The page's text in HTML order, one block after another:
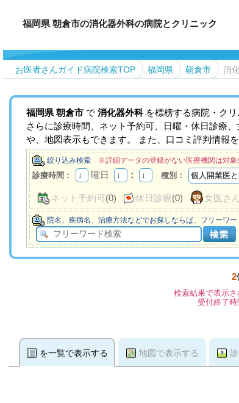
福岡県 朝倉市の消化器外科の病院とクリニック
お医者さんガイド病院検索TOP 福岡県 朝倉市 消
福岡県 朝倉市 で 消化器外科を標榜する病院・クリ
さらに診療時間、ネット予約可、日曜・休日診療
や、地図表示もできます。 また、口コミ評判情報
絞り込み検索 ※詳細データの登録がない医療機関は対
診療時間： 曜日 ： 種別：
ネット予約可(0) 休日診療(0) 女医さ
院名、疾病名、治療方法などでお探しならば、フリーワ
2
検索結果で表示さ
受付終了時
を一覧で表示する 地図で表示する